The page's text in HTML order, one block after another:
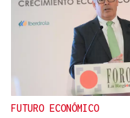
FUTURO ECONÓMICO